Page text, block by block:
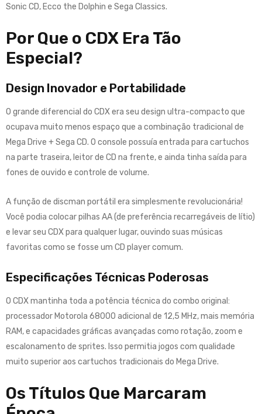
Sonic CD, Ecco the Dolphin e Sega Classics.
Por Que o CDX Era Tão
Especial?
Design Inovador e Portabilidade
O grande diferencial do CDX era seu design ultra-compacto que
ocupava muito menos espaço que a combinação tradicional de
Mega Drive + Sega CD. O console possuía entrada para cartuchos
na parte traseira, leitor de CD na frente, e ainda tinha saída para
fones de ouvido e controle de volume.
A função de discman portátil era simplesmente revolucionária!
Você podia colocar pilhas AA (de preferência recarregáveis de lítio)
e levar seu CDX para qualquer lugar, ouvindo suas músicas
favoritas como se fosse um CD player comum.
Especificações Técnicas Poderosas
O CDX mantinha toda a potência técnica do combo original:
processador Motorola 68000 adicional de 12,5 MHz, mais memória
RAM, e capacidades gráficas avançadas como rotação, zoom e
escalonamento de sprites. Isso permitia jogos com qualidade
muito superior aos cartuchos tradicionais do Mega Drive.
Os Títulos Que Marcaram